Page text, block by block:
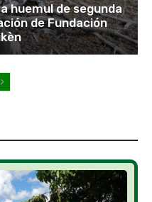
huemul de segunda
de Fundación